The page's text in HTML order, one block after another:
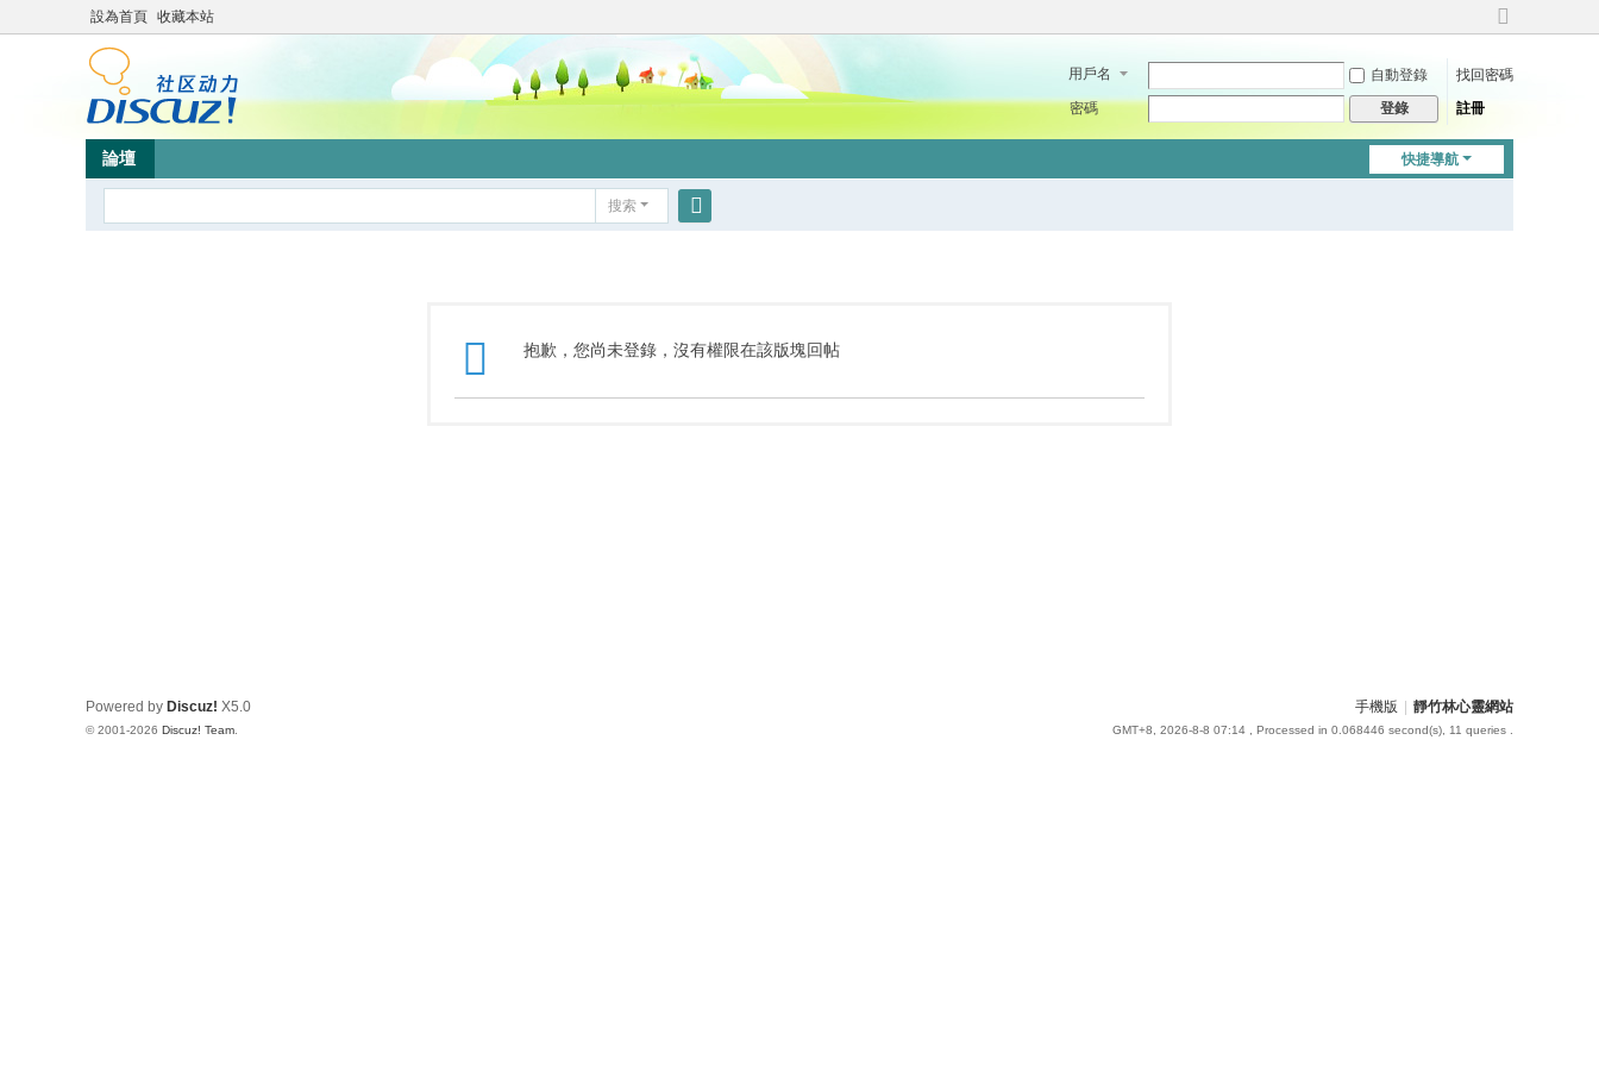
設為首頁 收藏本站
切
到
用戶名 自動登錄
找回密碼
密碼
登錄 註冊
快捷導航
論壇
搜索
抱歉，您尚未登錄，沒有權限在該版塊回帖
手機版 靜竹林心靈網站
GMT+8, 2026-8-8 07:14 , Processed in 0.068446 second(s), 11 queries .
Powered by Discuz! X5.0
© 2001-2026 Discuz! Team